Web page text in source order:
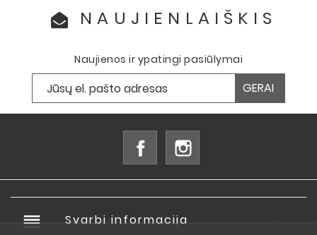
NAUJIENLAIŠKIS
Naujienos ir ypatingi pasiūlymai
Facebook
reorder Svarbi informacija